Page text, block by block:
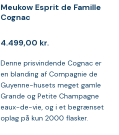
Meukow Esprit de Famille
Cognac
4.499,00 kr.
Denne prisvindende Cognac er
en blanding af Compagnie de
Guyenne-husets meget gamle
Grande og Petite Champagne
eaux-de-vie, og i et begrænset
oplag på kun 2000 flasker.